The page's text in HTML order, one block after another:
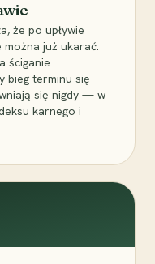
że po upływie
już ukarać.
ściganie
bieg terminu się
się nigdy — w
karnego i